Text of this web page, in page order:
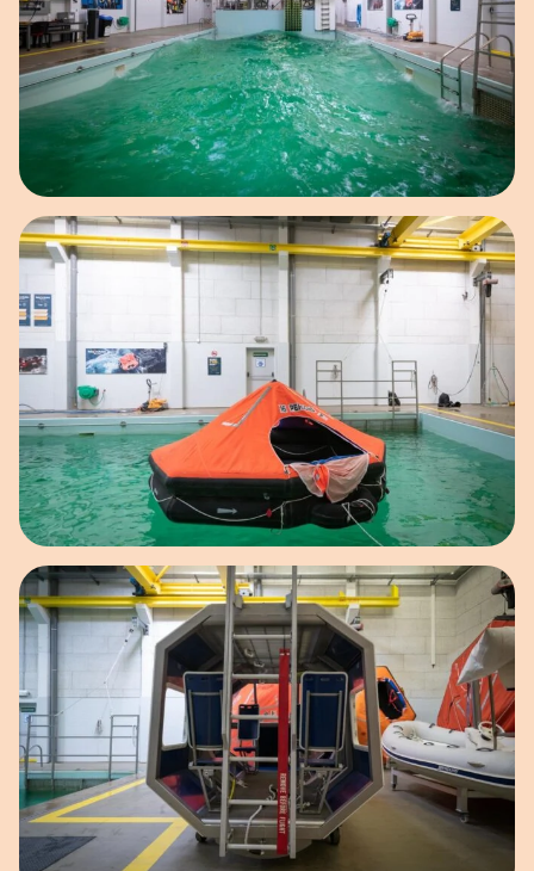
Open afbeelding in popup
Open afbeelding in popup